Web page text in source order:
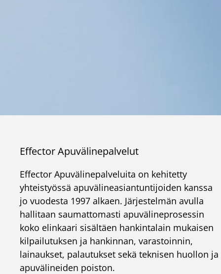
Effector Apuvälinepalvelut
Effector Apuvälinepalveluita on kehitetty
yhteistyössä apuvälineasiantuntijoiden kanssa
jo vuodesta 1997 alkaen. Järjestelmän avulla
hallitaan saumattomasti apuvälineprosessin
koko elinkaari sisältäen hankintalain mukaisen
kilpailutuksen ja hankinnan, varastoinnin,
lainaukset, palautukset sekä teknisen huollon ja
apuvälineiden poiston.